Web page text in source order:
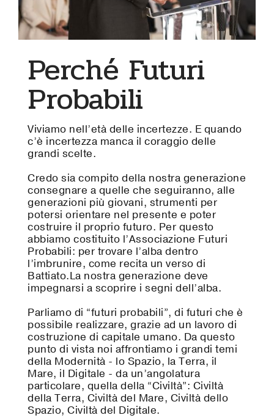
Perché Futuri
Probabili
Viviamo nell’età delle incertezze. E quando
c’è incertezza manca il coraggio delle
grandi scelte.
Credo sia compito della nostra generazione
consegnare a quelle che seguiranno, alle
generazioni più giovani, strumenti per
potersi orientare nel presente e poter
costruire il proprio futuro. Per questo
abbiamo costituito l’Associazione Futuri
Probabili: per trovare l’alba dentro
l’imbrunire, come recita un verso di
Battiato.La nostra generazione deve
impegnarsi a scoprire i segni dell’alba.
Parliamo di “futuri probabili”, di futuri che è
possibile realizzare, grazie ad un lavoro di
costruzione di capitale umano. Da questo
punto di vista noi affrontiamo i grandi temi
della Modernità - lo Spazio, la Terra, il
Mare, il Digitale - da un’angolatura
particolare, quella della “Civiltà”: Civiltà
della Terra, Civiltà del Mare, Civiltà dello
Spazio, Civiltà del Digitale.